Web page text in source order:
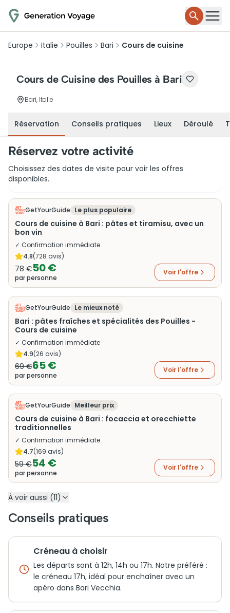
Europe Italie Pouilles Bari Cours de cuisine
Cours de Cuisine des Pouilles à Bari
Bari, Italie
Réservation Conseils pratiques Lieux Déroulé
Réservez votre activité
Choisissez des dates de visite pour voir les offres
disponibles.
GetYourGuide Le plus populaire
Cours de cuisine à Bari : pâtes et tiramisu, avec un
bon vin
✓ Confirmation immédiate
4.8(728 avis)
78 €50 €
par personne
Voir l'offre
GetYourGuide Le mieux noté
Bari : pâtes fraîches et spécialités des Pouilles -
Cours de cuisine
✓ Confirmation immédiate
4.9(26 avis)
69 €65 €
par personne
Voir l'offre
GetYourGuide Meilleur prix
Cours de cuisine à Bari : focaccia et orecchiette
traditionnelles
✓ Confirmation immédiate
4.7(169 avis)
59 €54 €
par personne
Voir l'offre
À voir aussi (11)
Conseils pratiques
Créneau à choisir
Les départs sont à 12h, 14h ou 17h. Notre préféré :
le créneau 17h, idéal pour enchaîner avec un
apéro dans Bari Vecchia.